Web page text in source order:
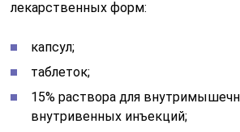
лекарственных форм:
капсул;
таблеток;
15% раствора для
внутривенных инъекций;